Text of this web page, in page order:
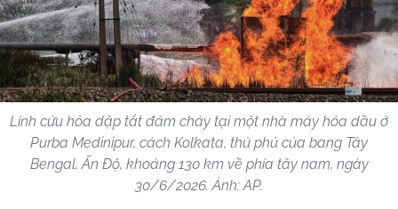
Lính cứu hỏa dập tắt đám cháy tại một nhà máy hóa dầu ở
Purba Medinipur, cách Kolkata, thủ phủ của bang Tây
Bengal, Ấn Độ, khoảng 130 km về phía tây nam, ngày
30/6/2026. Ảnh: AP.